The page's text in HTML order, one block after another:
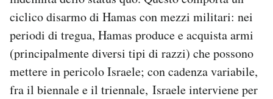
ciclico disarmo di Hamas con mezzi militari: nei
periodi di tregua, Hamas produce e acquista armi
(principalmente diversi tipi di razzi) che possono
mettere in pericolo Israele; con cadenza variabile,
fra il biennale e il triennale, Israele interviene per